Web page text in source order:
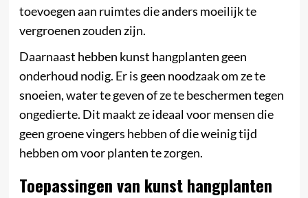
toevoegen aan ruimtes die anders moeilijk te
vergroenen zouden zijn.
Daarnaast hebben kunst hangplanten geen
onderhoud nodig. Er is geen noodzaak om ze te
snoeien, water te geven of ze te beschermen tegen
ongedierte. Dit maakt ze ideaal voor mensen die
geen groene vingers hebben of die weinig tijd
hebben om voor planten te zorgen.
Toepassingen van kunst hangplanten